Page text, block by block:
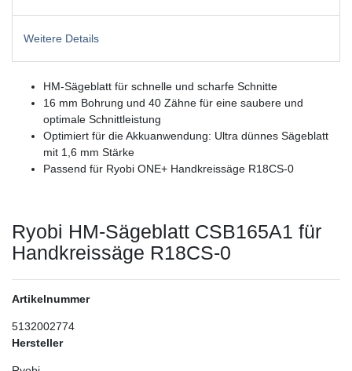
Weitere Details
HM-Sägeblatt für schnelle und scharfe Schnitte
16 mm Bohrung und 40 Zähne für eine saubere und
optimale Schnittleistung
Optimiert für die Akkuanwendung: Ultra dünnes Sägeblatt
mit 1,6 mm Stärke
Passend für Ryobi ONE+ Handkreissäge R18CS-0
Ryobi HM-Sägeblatt CSB165A1 für
Handkreissäge R18CS-0
Artikelnummer
5132002774
Hersteller